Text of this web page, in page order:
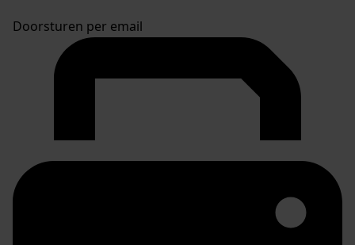
Doorsturen per email